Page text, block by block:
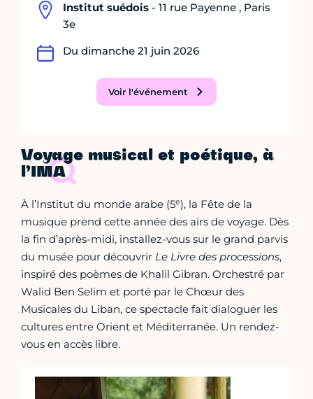
Institut suédois - 11 rue Payenne , Paris
3e
Du dimanche 21 juin 2026
Voir l'événement
Voyage musical et poétique, à
l’IMA
À l’Institut du monde arabe (5e), la Fête de la
musique prend cette année des airs de voyage. Dès
la fin d’après-midi, installez-vous sur le grand parvis
du musée pour découvrir Le Livre des processions,
inspiré des poèmes de Khalil Gibran. Orchestré par
Walid Ben Selim et porté par le Chœur des
Musicales du Liban, ce spectacle fait dialoguer les
cultures entre Orient et Méditerranée. Un rendez-
vous en accès libre.